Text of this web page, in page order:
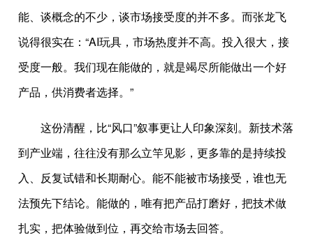
能、谈概念的不少，谈市场接受度的并不多。而张龙飞
说得很实在：“AI玩具，市场热度并不高。投入很大，接
受度一般。我们现在能做的，就是竭尽所能做出一个好
产品，供消费者选择。”
这份清醒，比“风口”叙事更让人印象深刻。新技术落
到产业端，往往没有那么立竿见影，更多靠的是持续投
入、反复试错和长期耐心。能不能被市场接受，谁也无
法预先下结论。能做的，唯有把产品打磨好，把技术做
扎实，把体验做到位，再交给市场去回答。